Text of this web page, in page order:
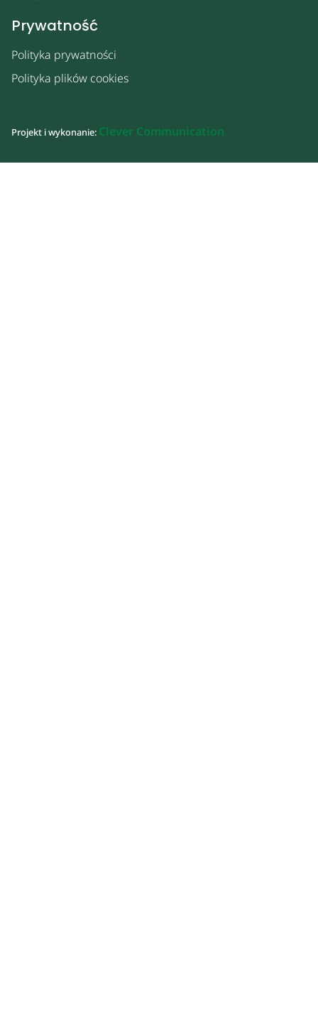
Prywatność
Polityka prywatności
Polityka plików cookies
Projekt i wykonanie: Clever Communication